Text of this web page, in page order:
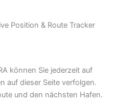
Position & Route Tracker
können Sie jederzeit auf
auf dieser Seite verfolgen.
und den nächsten Hafen.